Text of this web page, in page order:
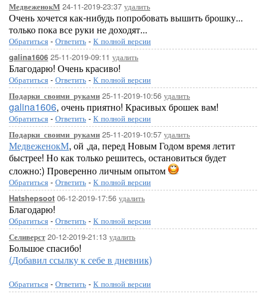
МедвеженокМ 24-11-2019-23:37 удалить
Очень хочется как-нибудь попробовать вышить брошку...
только пока все руки не доходят...
Обратиться - Ответить - К полной версии
galina1606 25-11-2019-09:11 удалить
Благодарю! Очень красиво!
Обратиться - Ответить - К полной версии
Подарки_своими_руками 25-11-2019-10:56 удалить
galina1606, очень приятно! Красивых брошек вам!
Обратиться - Ответить - К полной версии
Подарки_своими_руками 25-11-2019-10:57 удалить
МедвеженокМ, ой ,да, перед Новым Годом время летит
быстрее! Но как только решитесь, остановиться будет
сложно:) Проверенно личным опытом
Обратиться - Ответить - К полной версии
Hatshepsoot 06-12-2019-17:56 удалить
Благодарю!
Обратиться - Ответить - К полной версии
Селиверст20-12-2019-21:13 удалить
Большое спасибо!
(Добавил ссылку к себе в дневник)
Обратиться - Ответить - К полной версии